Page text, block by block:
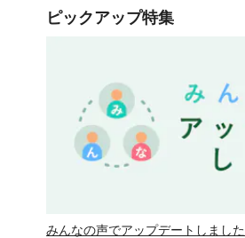
ピックアップ特集
みんなの声でアップデートしました